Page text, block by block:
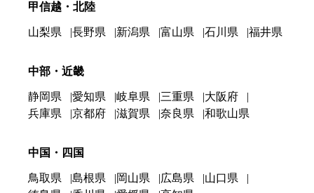
甲信越・北陸
山梨県 長野県 新潟県 富山県 石川県 福井県
中部・近畿
静岡県 愛知県 岐阜県 三重県
大阪府
兵庫県
京都府 滋賀県 奈良県 和歌山県
中国・四国
鳥取県 島根県 岡山県 広島県
山口県